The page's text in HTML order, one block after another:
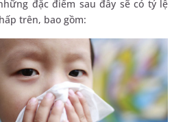
đặc điểm sau đây sẽ có tỷ lệ
trên, bao gồm: